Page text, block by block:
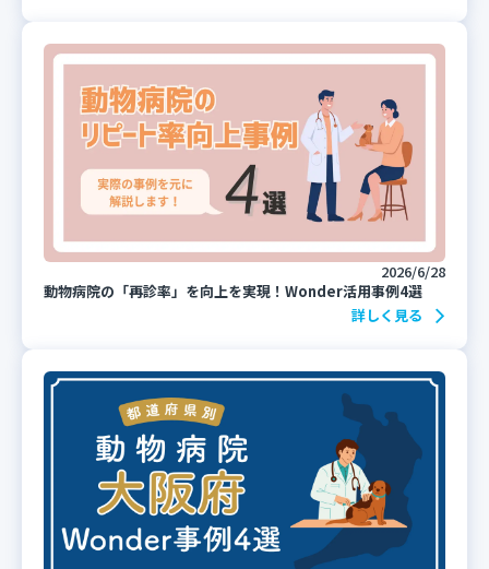
2026/6/28
動物病院の「再診率」を向上を実現！Wonder活用事例4選
詳しく見る